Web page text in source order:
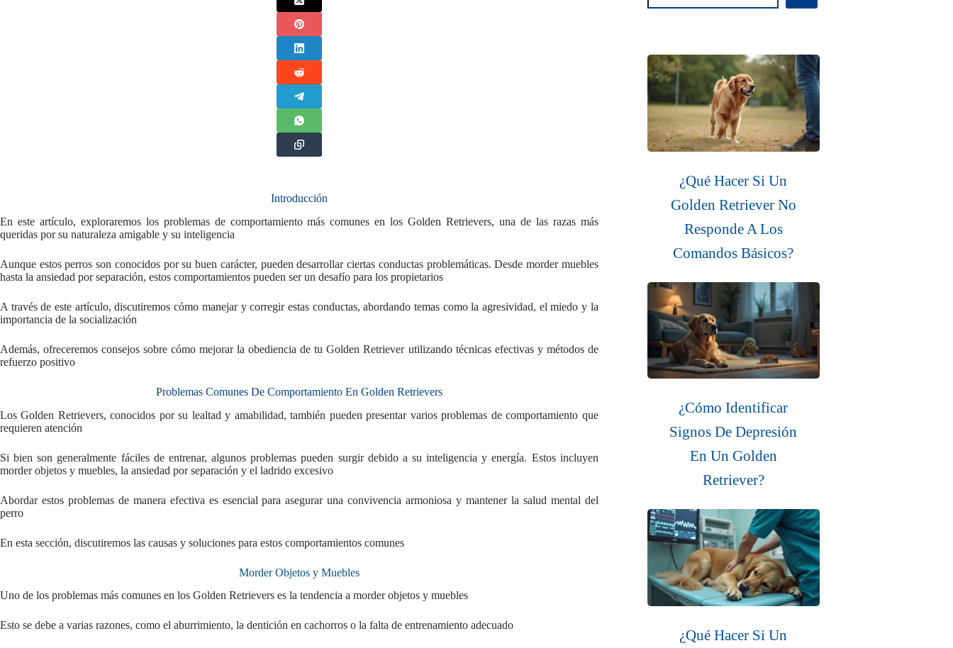
Introducción
En este artículo, exploraremos los problemas de comportamiento más comunes en los Golden Retrievers, una de las razas más
queridas por su naturaleza amigable y su inteligencia
Aunque estos perros son conocidos por su buen carácter, pueden desarrollar ciertas conductas problemáticas. Desde morder muebles
hasta la ansiedad por separación, estos comportamientos pueden ser un desafío para los propietarios
A través de este artículo, discutiremos cómo manejar y corregir estas conductas, abordando temas como la agresividad, el miedo y la
importancia de la socialización
Además, ofreceremos consejos sobre cómo mejorar la obediencia de tu Golden Retriever utilizando técnicas efectivas y métodos de
refuerzo positivo
Problemas Comunes De Comportamiento En Golden Retrievers
Los Golden Retrievers, conocidos por su lealtad y amabilidad, también pueden presentar varios problemas de comportamiento que
requieren atención
Si bien son generalmente fáciles de entrenar, algunos problemas pueden surgir debido a su inteligencia y energía. Estos incluyen
morder objetos y muebles, la ansiedad por separación y el ladrido excesivo
Abordar estos problemas de manera efectiva es esencial para asegurar una convivencia armoniosa y mantener la salud mental del
perro
En esta sección, discutiremos las causas y soluciones para estos comportamientos comunes
Morder Objetos y Muebles
Uno de los problemas más comunes en los Golden Retrievers es la tendencia a morder objetos y muebles
Esto se debe a varias razones, como el aburrimiento, la dentición en cachorros o la falta de entrenamiento adecuado
¿Qué Hacer Si Un
Golden Retriever No
Responde A Los
Comandos Básicos?
¿Cómo Identificar
Signos De Depresión
En Un Golden
Retriever?
¿Qué Hacer Si Un